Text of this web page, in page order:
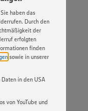
alle
haben das
Durch den
der
erfolgten
finden
sowie in unserer
in den USA
von YouTube und